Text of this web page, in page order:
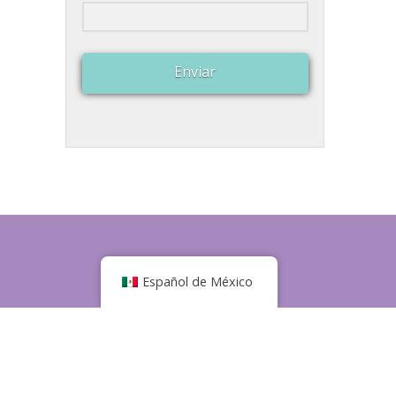
Enviar
Español de México